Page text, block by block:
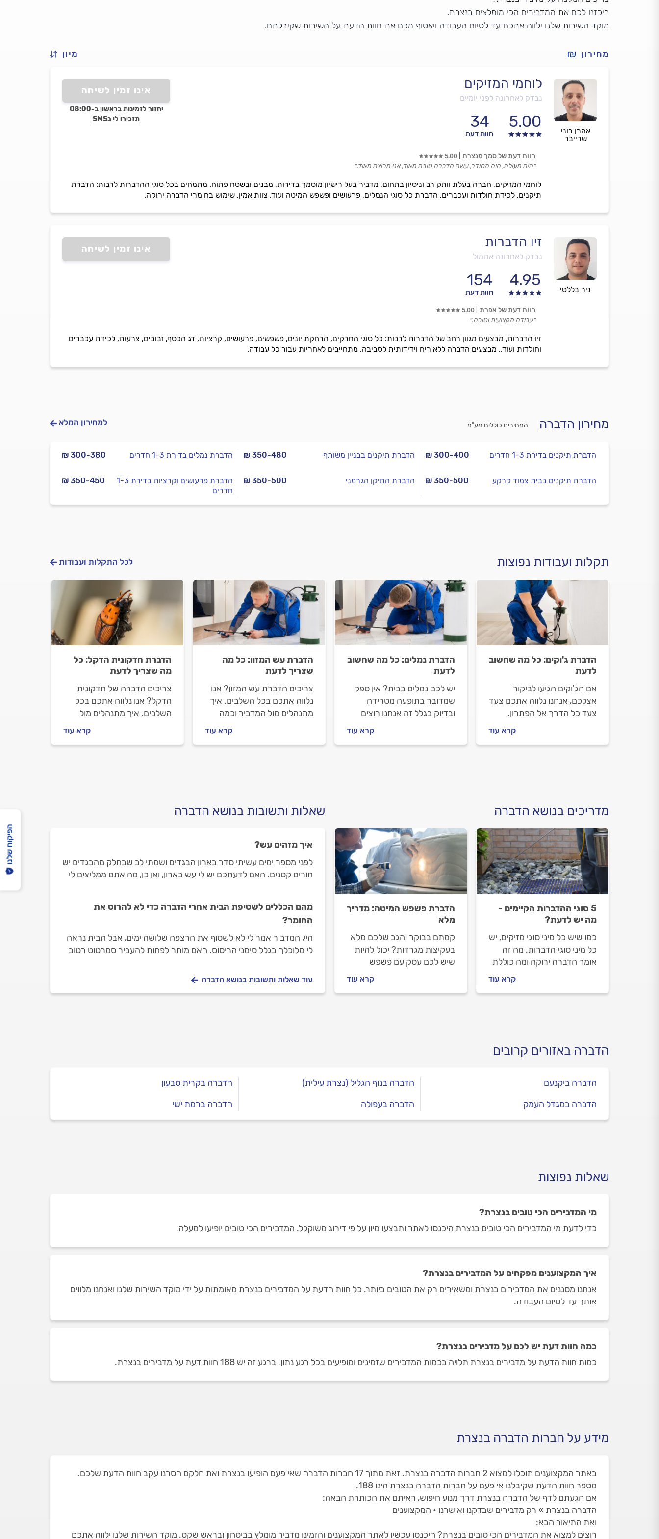
ריכזנו לכם את המדבירים הכי מומלצים בנצרת.
מוקד השירות שלנו ילווה אתכם עד לסיום העבודה ויאסוף מכם את חוות הדעת על השירות שקיבלתם.
מחירון מיון
אהרן רוני
שרייבר
לוחמי המזיקים
נבדק לאחרונה לפני יומיים
5.00
34
חוות דעת
אינו זמין לשיחה
יחזור לזמינות בראשון ב-08:00
תזכירו לי בSMS
לוחמי המזיקים, חברה בעלת וותק רב וניסיון בתחום, מדביר בעל רישיון מוסמך בדירות, מבנים ובשטח פתוח. מתמחים בכל סוגי ההדברות לרבות: הדברת
תיקנים, לכידת חולדות ועכברים, הדברת כל סוגי הנמלים, פרעושים ופשפש המיטה ועוד. צוות אמין, שימוש בחומרי הדברה ירוקה.
חוות דעת של סמך מנצרת 5.00
״היה מעולה, היה מסודר, עשה הדברה טובה מאוד, אני מרוצה מאוד.״
ניר בללטי
זיו הדברות
נבדק לאחרונה אתמול
4.95
154
חוות דעת
אינו זמין לשיחה
זיו הדברות, מבצעים מגוון רחב של הדברות לרבות: כל סוגי החרקים, הרחקת יונים, פשפשים, פרעושים, קרציות, דג הכסף, זבובים, צרעות, לכידת עכברים
וחולדות ועוד.. מבצעים הדברה ללא ריח וידידותית לסביבה. מתחייבים לאחריות עבור כל עבודה.
חוות דעת של אפרת 5.00
״עבודה מקצועית וטובה.״
מחירון הדברה המחירים כוללים מע”מ למחירון המלא
₪ 300-400 הדברת תיקנים בדירת 1-3 חדרים
₪ 350-500 הדברת תיקנים בבית צמוד קרקע
₪ 350-480 הדברת תיקנים בבניין משותף
₪ 350-500 הדברת התיקן הגרמני
₪ 300-380 הדברת נמלים בדירת 1-3 חדרים
₪ 350-450
הדברת פרעושים וקרציות בדירת 1-3
חדרים
תקלות ועבודות נפוצות לכל התקלות ועבודות
הדברת ג'וקים: כל מה שחשוב
לדעת
אם הג'וקים הגיעו לביקור
אצלכם, אנחנו נלווה אתכם צעד
צעד כל הדרך אל הפתרון.
נקי מג'וקים, מה חשוב לדעת
לפני שמזמינים מדביר וכמה זה
קרא עוד
הדברת נמלים: כל מה שחשוב
לדעת
יש לכם נמלים בבית? אין ספק
שמדובר בתופעה מטרידה
ובדיוק בגלל זה אנחנו רוצים
מה עושים לפני שמזמינים
מדביר וכמה תעלה לכם
קרא עוד
הדברת עש המזון: כל מה
שצריך לדעת
צריכים הדברת עש המזון? אנו
נלווה אתכם בכל השלבים. איך
מתנהלים מול המדביר וכמה
קרא עוד
הדברת חדקונית הדקל: כל
מה שצריך לדעת
צריכים הדברה של חדקונית
הדקל? אנו נלווה אתכם בכל
השלבים. איך מתנהלים מול
חדקונית הדקל? כל התשובות
לפניכם.
קרא עוד
מדריכים בנושא הדברה
5 סוגי ההדברות הקיימים -
מה יש לדעת?
כמו שיש כל מיני סוגי מזיקים, יש
כל מיני סוגי הדברות. מה זה
אומר הדברה ירוקה ומה כוללת
קרא עוד
הדברת פשפש המיטה: מדריך
מלא
קמתם בבוקר והגב שלכם מלא
בעקיצות מגרדות? יכול להיות
שיש לכם עסק עם פשפש
זה פשפש המיטה ואיך הוא
נכנס לבית, איך מזהים את
קרא עוד
שאלות ותשובות בנושא הדברה
איך מזהים עש?
לפני מספר ימים עשיתי סדר בארון הבגדים ושמתי לב שבחלק מהבגדים יש
חורים קטנים. האם לדעתכם יש לי עש בארון, ואן כן, מה אתם ממליצים לי
מהם הכללים לשטיפת הבית אחרי הדברה כדי לא להרוס את
החומר?
היי, המדביר אמר לי לא לשטוף את הרצפה שלושה ימים, אבל הבית נראה
לי מלוכלך בגלל סימני הריסוס. האם מותר לפחות להעביר סמרטוט רטוב
עוד שאלות ותשובות בנושא הדברה
הדברה באזורים קרובים
הדברה ביקנעם
הדברה במגדל העמק
הדברה בנוף הגליל (נצרת עילית)
הדברה בעפולה
הדברה בקרית טבעון
הדברה ברמת ישי
שאלות נפוצות
מי המדבירים הכי טובים בנצרת?
כדי לדעת מי המדבירים הכי טובים בנצרת היכנסו לאתר ותבצעו מיון על פי דירוג משוקלל. המדבירים הכי טובים יופיעו למעלה.
איך המקצוענים מפקחים על המדבירים בנצרת?
אנחנו מסננים את המדבירים בנצרת ומשאירים רק את הטובים ביותר. כל חוות הדעת על המדבירים בנצרת מאומתות על ידי מוקד השירות שלנו ואנחנו מלווים
אותך עד לסיום העבודה.
כמה חוות דעת יש לכם על מדבירים בנצרת?
כמות חוות הדעת על מדבירים בנצרת תלויה בכמות המדבירים שזמינים ומופיעים בכל רגע נתון. ברגע זה יש 188 חוות דעת על מדבירים בנצרת.
מידע על חברות הדברה בנצרת
באתר המקצוענים תוכלו למצוא 2 חברות הדברה בנצרת. זאת מתוך 17 חברות הדברה שאי פעם הופיעו בנצרת ואת חלקם הסרנו עקב חוות הדעת שלכם.
מספר חוות הדעת שקיבלנו אי פעם על חברות הדברה בנצרת הינו 188.
אם הגעתם לדף של הדברה בנצרת דרך מנוע חיפוש, ראיתם את הכותרת הבאה:
הדברה בנצרת » רק מדבירים שבדקנו ואישרנו • המקצוענים
ואת התיאור הבא:
רוצים למצוא את המדבירים הכי טובים בנצרת? היכנסו עכשיו לאתר המקצוענים והזמינו מדביר מומלץ בביטחון ובראש שקט. מוקד השירות שלנו ילווה אתכם
הפיקוח שלנו